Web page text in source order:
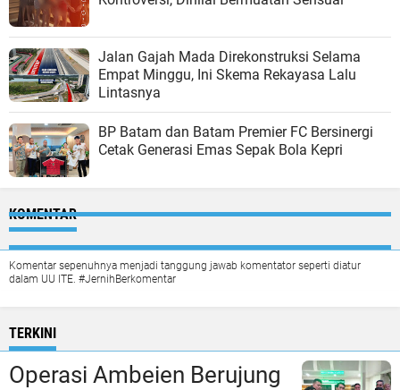
Jalan Gajah Mada Direkonstruksi Selama
Empat Minggu, Ini Skema Rekayasa Lalu
Lintasnya
BP Batam dan Batam Premier FC Bersinergi
Cetak Generasi Emas Sepak Bola Kepri
KOMENTAR
Komentar sepenuhnya menjadi tanggung jawab komentator seperti diatur
dalam UU ITE. #JernihBerkomentar
TERKINI
Operasi Ambeien Berujung